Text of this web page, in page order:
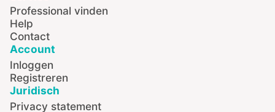
Professional vinden
Help
Contact
Account
Inloggen
Registreren
Juridisch
Privacy statement